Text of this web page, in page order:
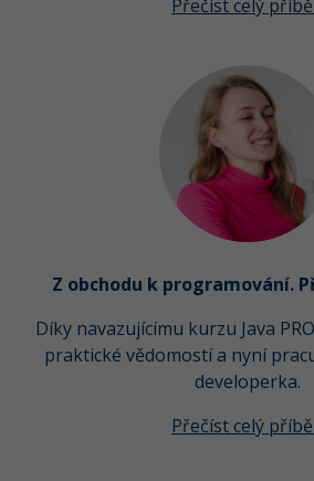
Přečíst celý
Z obchodu k programování.
Díky navazujícímu kurzu Java
praktické vědomostí a nyní
developerka.
Přečíst celý